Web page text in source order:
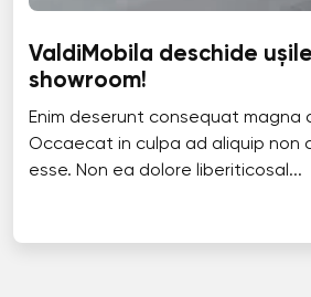
ValdiMobila deschide
showroom!
Enim deserunt consequat magna
Occaecat in culpa ad aliquip non
esse. Non ea dolore liberiticosal...